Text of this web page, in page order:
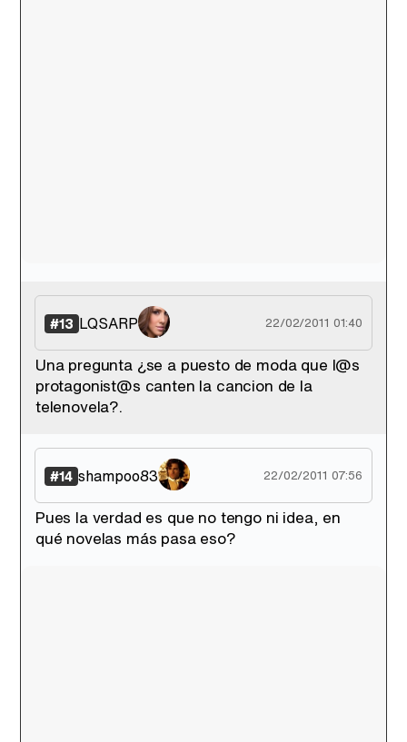
#13 LQSARP 22/02/2011 01:40
Una pregunta ¿se a puesto de moda que l@s
protagonist@s canten la cancion de la
telenovela?.
#14 shampoo83 22/02/2011 07:56
Pues la verdad es que no tengo ni idea, en
qué novelas más pasa eso?